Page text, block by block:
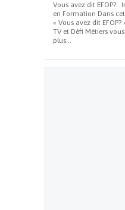
Vous avez dit
en Formation Dans
« Vous avez dit
TV et Défi Métiers
plus...